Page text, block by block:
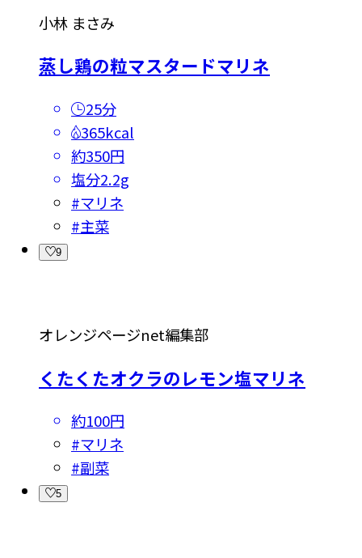
小林 まさみ
蒸し鶏の粒マスタードマリネ
25分
365kcal
約350円
塩分2.2g
#マリネ
#主菜
9
オレンジページnet編集部
くたくたオクラのレモン塩マリネ
約100円
#マリネ
#副菜
5